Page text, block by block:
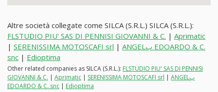
Altre società collegate come SILCA (S.R.L.) SILCA (S.R.L.):
FLSTUDIO PIU' SAS DI PENNISI GIOVANNI & C. | Aprimatic
| SERENISSIMA MOTOSCAFI srl | ANGELب EDOARDO & C.
snc | Edioptima
Other related companies as SILCA (S.R.L.): FLSTUDIO PIU' SAS DI PENNISI
GIOVANNI & C. | Aprimatic | SERENISSIMA MOTOSCAFI srl | ANGELب
EDOARDO & C. snc | Edioptima